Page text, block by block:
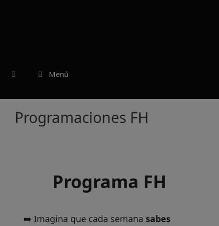
Menú
Programaciones FH
Programa FH
➡️ Imagina que cada semana sabes